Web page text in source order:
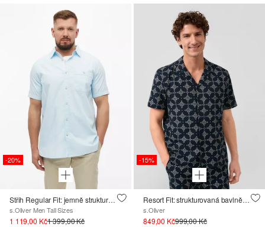
-20%
Střih Regular Fit: jemně strukturovaná košile s krátkým rukávem
s.Oliver Men Tall Sizes
1 119,00 Kč1 399,00 Kč
-15%
Resort Fit: strukturovaná bavlněná košile s potiskem po celé ploše
s.Oliver
849,00 Kč999,00 Kč